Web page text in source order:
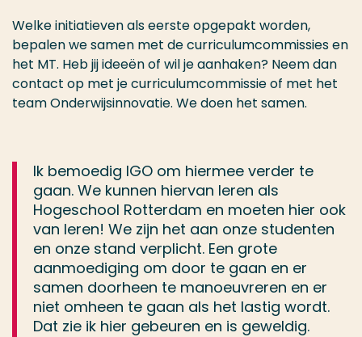
Welke initiatieven als eerste opgepakt worden,
bepalen we samen met de curriculumcommissies en
het MT. Heb jij ideeën of wil je aanhaken? Neem dan
contact op met je curriculumcommissie of met het
team Onderwijsinnovatie. We doen het samen.
Ik bemoedig IGO om hiermee verder te
gaan. We kunnen hiervan leren als
Hogeschool Rotterdam en moeten hier ook
van leren! We zijn het aan onze studenten
en onze stand verplicht. Een grote
aanmoediging om door te gaan en er
samen doorheen te manoeuvreren en er
niet omheen te gaan als het lastig wordt.
Dat zie ik hier gebeuren en is geweldig.